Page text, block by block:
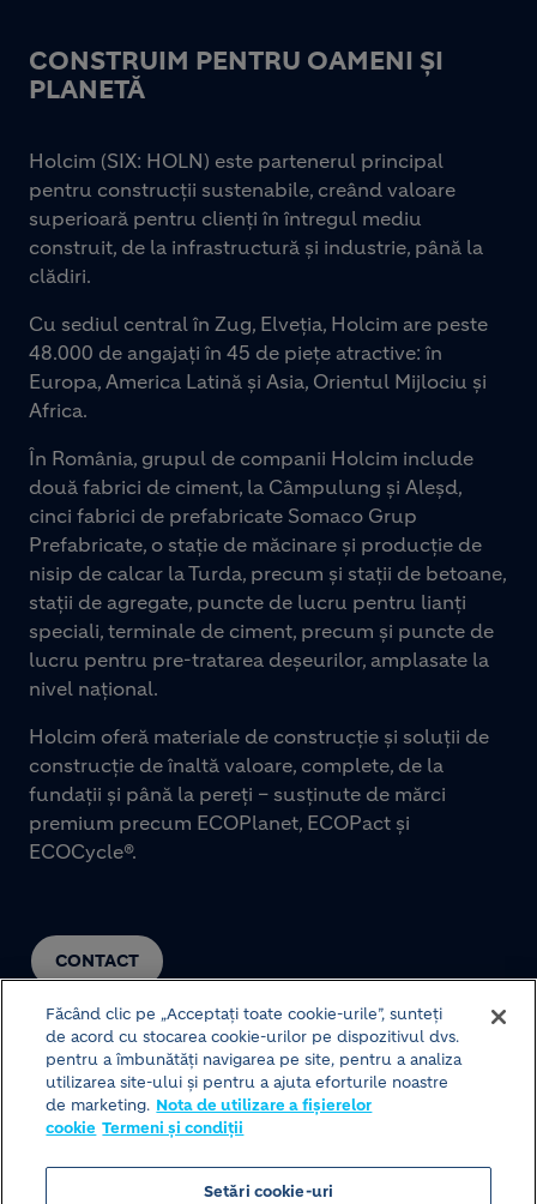
CONSTRUIM PENTRU OAMENI ȘI
PLANETĂ
CONTACT
Holcim (SIX: HOLN) este partenerul principal
pentru construcții sustenabile, creând valoare
superioară pentru clienți în întregul mediu
construit, de la infrastructură și industrie, până la
clădiri.
Cu sediul central în Zug, Elveția, Holcim are peste
48.000 de angajați în 45 de piețe atractive: în
Europa, America Latină și Asia, Orientul Mijlociu și
Africa.
În România, grupul de companii Holcim include
două fabrici de ciment, la Câmpulung și Aleșd,
cinci fabrici de prefabricate Somaco Grup
Prefabricate, o stație de măcinare și producție de
nisip de calcar la Turda, precum și stații de betoane,
stații de agregate, puncte de lucru pentru lianți
speciali, terminale de ciment, precum și puncte de
lucru pentru pre-tratarea deșeurilor, amplasate la
nivel național.
Holcim oferă materiale de construcție și soluții de
construcție de înaltă valoare, complete, de la
fundații și până la pereți – susținute de mărci
premium precum ECOPlanet, ECOPact și
ECOCycle®.
© HOLCIM 2026
Făcând clic pe „Acceptați toate cookie-urile”, sunteți
de acord cu stocarea cookie-urilor pe dispozitivul dvs.
pentru a îmbunătăți navigarea pe site, pentru a analiza
utilizarea site-ului și pentru a ajuta eforturile noastre
de marketing. Nota de utilizare a fișierelor
cookie Termeni și condiții
Setări cookie-uri